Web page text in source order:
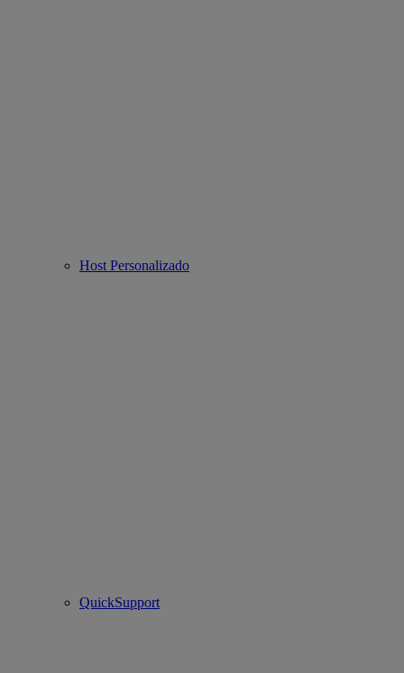
Host Personalizado
QuickSupport